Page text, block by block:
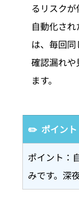
るリスクが
自動化さ
は、毎回同
確認漏れや
ます。
✏️  ポイント
ポイント：
みです。深